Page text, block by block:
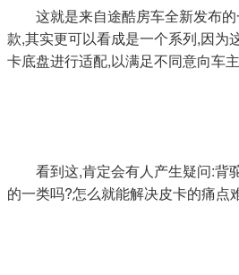
这就是来自途酷房车全新发布
款,其实更可以看成是一个系列,因为
卡底盘进行适配,以满足不同意向车主
看到这,肯定会有人产生疑问:背
的一类吗?怎么就能解决皮卡的痛点